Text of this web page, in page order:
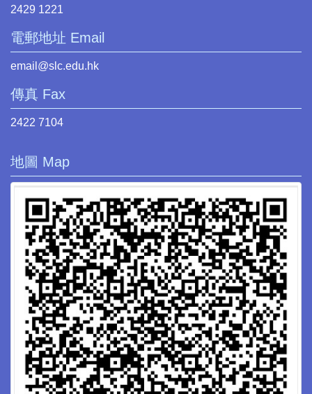
2429 1221
電郵地址 Email
email@slc.edu.hk
傳真 Fax
2422 7104
地圖 Map